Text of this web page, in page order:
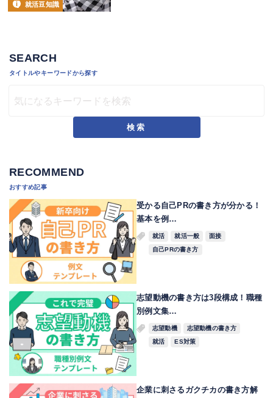
就活豆知識
SEARCH
タイトルやキーワードから探す
検索
RECOMMEND
おすすめ記事
受かる自己PRの書き方が分かる！
基本を例…
就活 就活一般
面接
自己PRの書き方
志望動機の書き方は3段構成！職種
別例文集…
志望動機
志望動機の書き方
就活
ES対策
企業に刺さるガクチカの書き方解